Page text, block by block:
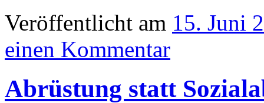
Veröffentlicht am 15. Juni
einen Kommentar
Abrüstung statt